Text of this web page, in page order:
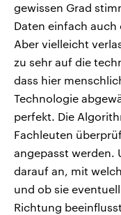
gewissen Grad
Daten einfach
Aber vielleicht
zu sehr auf die
dass hier
Technologie
perfekt. Die
Fachleuten
angepasst werden.
darauf an, mit
und ob sie
Richtung